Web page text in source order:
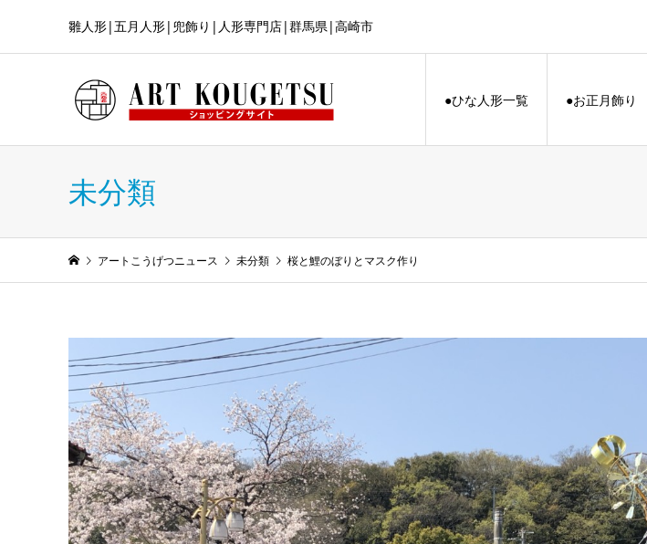
雛人形|五月人形|兜飾り|人形専門店|群馬県|高崎市
●ひな人形一覧 ●お正月飾り
未分類
アートこうげつニュース 未分類 桜と鯉のぼりとマスク作り